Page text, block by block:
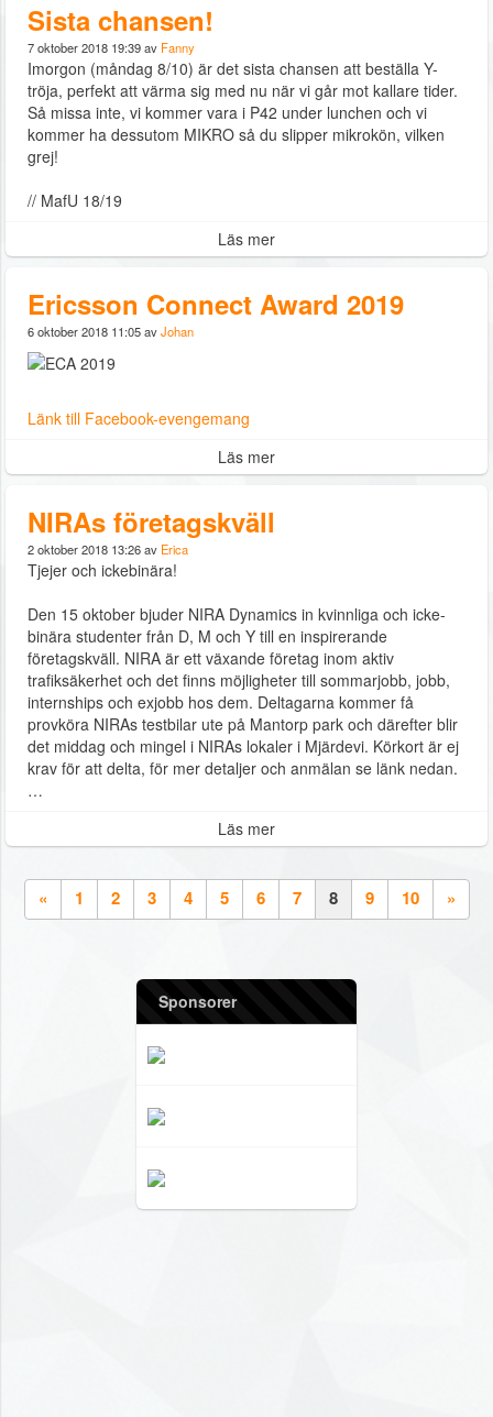
Sista chansen!
7 oktober 2018 19:39 av Fanny
Imorgon (måndag 8/10) är det sista chansen att beställa Y-
tröja, perfekt att värma sig med nu när vi går mot kallare tider.
Så missa inte, vi kommer vara i P42 under lunchen och vi
kommer ha dessutom MIKRO så du slipper mikrokön, vilken
grej!
// MafU 18/19
Läs mer
Ericsson Connect Award 2019
6 oktober 2018 11:05 avJohan
Länk till Facebook-evengemang
Läs mer
NIRAs företagskväll
2 oktober 2018 13:26 av Erica
Tjejer och ickebinära!
Den 15 oktober bjuder NIRA Dynamics in kvinnliga och icke-
binära studenter från D, M och Y till en inspirerande
företagskväll. NIRA är ett växande företag inom aktiv
trafiksäkerhet och det finns möjligheter till sommarjobb, jobb,
internships och exjobb hos dem. Deltagarna kommer få
provköra NIRAs testbilar ute på Mantorp park och därefter blir
det middag och mingel i NIRAs lokaler i Mjärdevi. Körkort är ej
krav för att delta, för mer detaljer och anmälan se länk nedan.
…
Läs mer
« 1 2 3 4 5 6 7 8 9 10 »
Sponsorer